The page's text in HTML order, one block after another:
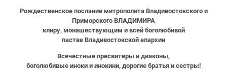
Рождественское послание митрополита Владивостокского и
Приморского ВЛАДИМИРА
клиру, монашествующим и всей боголюбивой
пастве Владивостокской епархии
Всечестные пресвитеры и диаконы,
боголюбивые иноки и инокини, дорогие братья и сестры!